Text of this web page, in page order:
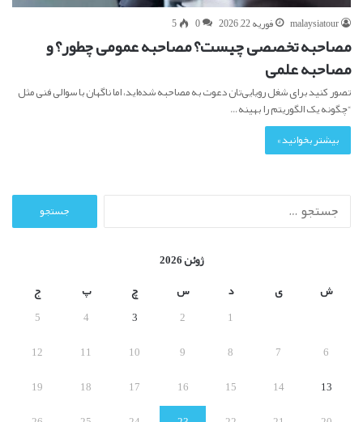
malaysiatour
فوریه 22, 2026 0
5
مصاحبه تخصصی چیست؟ مصاحبه عمومی چطور؟ و
مصاحبه علمی
تصور کنید برای شغل رویایی‌تان دعوت به مصاحبه شده‌اید، اما ناگهان با سوالی فنی مثل
“چگونه یک الگوریتم را بهینه…
بیشتر بخوانید »
ژوئن 2026
ش
ی د س چ پ
ج
1
2
3
4
5
6
7
8
9
10
11
12
13
14
15
16
17
18
19